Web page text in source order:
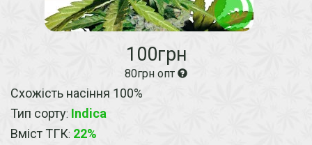
100грн
80грн опт
Схожість насіння 100%
Тип сорту: Indica
Вміст ТГК: 22%